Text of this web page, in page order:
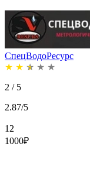
СпецВодоРесурс
★ ★ ★ ★ ★
2 / 5
2.87/5
12
1000₽